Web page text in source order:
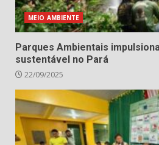
MEIO AMBIENTE
Parques Ambientais
sustentável no Pará
22/09/2025